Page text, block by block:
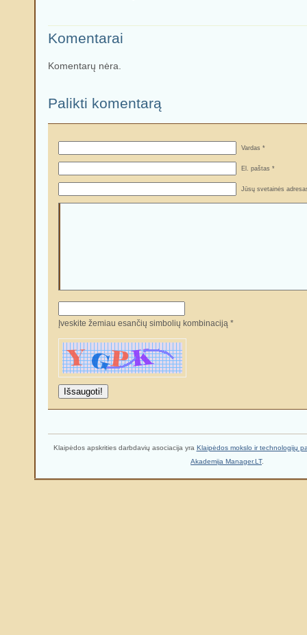
Komentarai
Komentarų nėra.
Palikti komentarą
Vardas *
El. paštas *
Jūsų svetainės
Įveskite žemiau esančių simbolių kombinaciją *
Klaipėdos apskrities darbdavių asociacija yra Klaipėdos mokslo ir technologijų
Akademija Manager.LT.